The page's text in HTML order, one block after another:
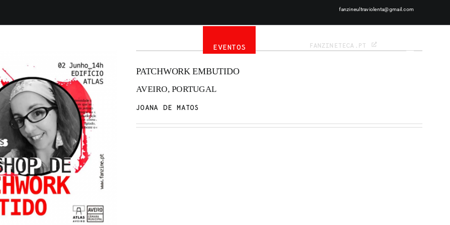
fanzineultraviolenta@gmail.com
EVENTOS FANZINETECA.PT
PATCHWORK EMBUTIDO
AVEIRO, PORTUGAL
JOANA DE MATOS